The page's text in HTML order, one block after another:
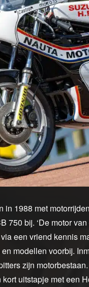
in 1988 met
750 bij. ‘De motor
een vriend kennis
modellen voorbij.
zijn
uitstapje met een